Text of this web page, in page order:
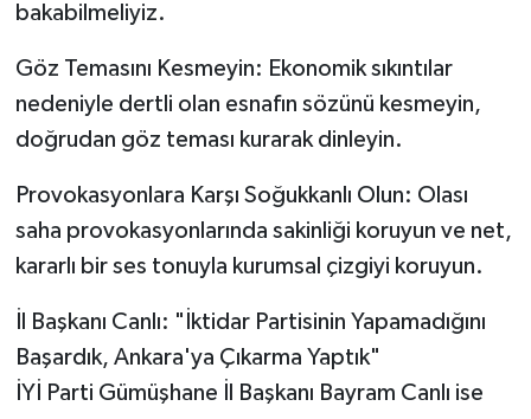
bakabilmeliyiz.
Göz Temasını Kesmeyin: Ekonomik sıkıntılar
nedeniyle dertli olan esnafın sözünü kesmeyin,
doğrudan göz teması kurarak dinleyin.
Provokasyonlara Karşı Soğukkanlı Olun: Olası
saha provokasyonlarında sakinliği koruyun ve net,
kararlı bir ses tonuyla kurumsal çizgiyi koruyun.
İl Başkanı Canlı: "İktidar Partisinin Yapamadığını
Başardık, Ankara'ya Çıkarma Yaptık"
İYİ Parti Gümüşhane İl Başkanı Bayram Canlı ise